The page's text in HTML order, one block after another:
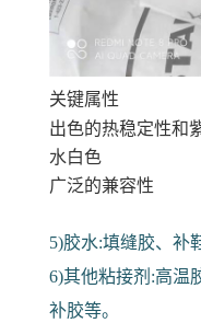
关键属性
出色的热稳定性和
水白色
广泛的兼容性
5)胶水:填缝胶、补
6)其他粘接剂:高温
补胶等。